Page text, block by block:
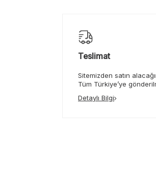
Teslimat
Sitemizden satın
Tüm Türkiye’ye
Detaylı Bilgi